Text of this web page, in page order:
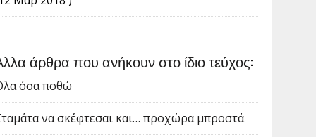
άρθρα που ανήκουν στο ίδιο τεύχος:
όσα ποθώ
να σκέφτεσαι και… προχώρα μπροστά